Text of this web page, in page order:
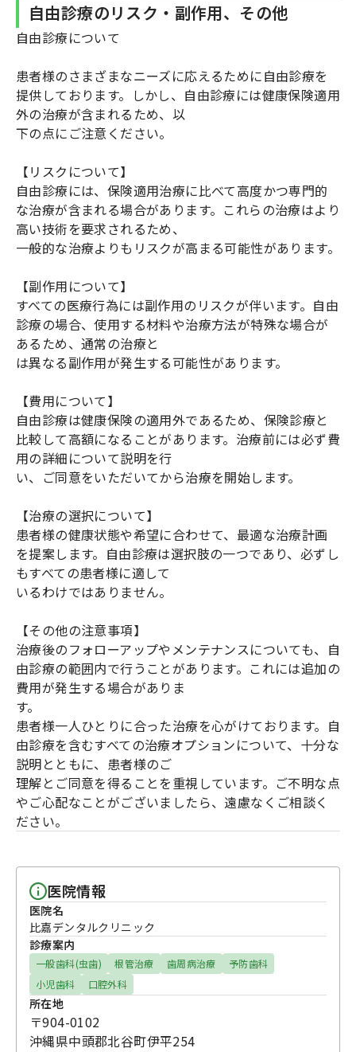
自由診療のリスク・副作用、その他
自由診療について
患者様のさまざまなニーズに応えるために自由診療を
提供しております。しかし、自由診療には健康保険適用
外の治療が含まれるため、以
下の点にご注意ください。
【リスクについて】
自由診療には、保険適用治療に比べて高度かつ専門的
な治療が含まれる場合があります。これらの治療はより
高い技術を要求されるため、
一般的な治療よりもリスクが高まる可能性があります。
【副作用について】
すべての医療行為には副作用のリスクが伴います。自由
診療の場合、使用する材料や治療方法が特殊な場合が
あるため、通常の治療と
は異なる副作用が発生する可能性があります。
【費用について】
自由診療は健康保険の適用外であるため、保険診療と
比較して高額になることがあります。治療前には必ず費
用の詳細について説明を行
い、ご同意をいただいてから治療を開始します。
【治療の選択について】
患者様の健康状態や希望に合わせて、最適な治療計画
を提案します。自由診療は選択肢の一つであり、必ずし
もすべての患者様に適して
いるわけではありません。
【その他の注意事項】
治療後のフォローアップやメンテナンスについても、自
由診療の範囲内で行うことがあります。これには追加の
費用が発生する場合がありま
す。
患者様一人ひとりに合った治療を心がけております。自
由診療を含むすべての治療オプションについて、十分な
説明とともに、患者様のご
理解とご同意を得ることを重視しています。ご不明な点
やご心配なことがございましたら、遠慮なくご相談く
ださい。
医院情報
医院名
比嘉デンタルクリニック
診療案内
一般歯科(虫歯) 根管治療 歯周病治療
予防歯科
小児歯科
口腔外科
所在地
〒904-0102
沖縄県中頭郡北谷町伊平254